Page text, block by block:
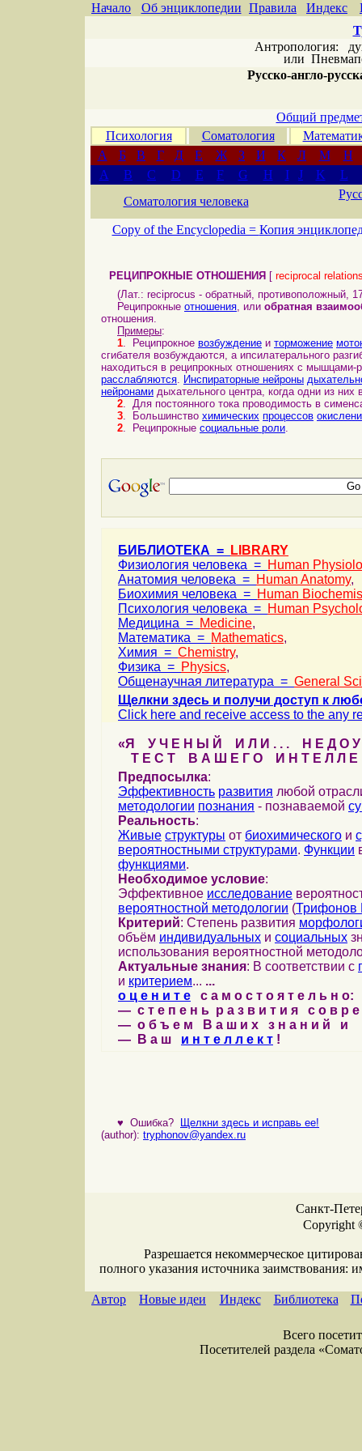
Начало Об энциклопедии Правила Индекс
Антропология:
или
Русско-англо-
Общий
Психология
Соматология
А
Б В Г Д Е Ж З И К Л М
Н
A
B C D E F G H I J K
L
Соматология человека
Copy of the Encyclopedia = Копия
РЕЦИПРОКНЫЕ ОТНОШЕНИЯ [ reciprocal
(Лат.: reciprocus - обратный, противоположный,
Реципрокные отношения, или обратная
отношения.
Примеры:
1. Реципрокное возбуждение и торможение
сгибателя возбуждаются, а ипсилатерального
находиться в реципрокных отношениях с мышцами-
расслабляются. Инспираторные нейроны
нейронами дыхательного центра, когда одни из
2. Для постоянного тока проводимость в
3. Большинство химических процессов
2. Реципрокные социальные роли.
БИБЛИОТЕКА =
LIBRARY
Физиология человека = Human
Анатомия человека = Human Anatomy,
Биохимия человека = Human
Психология человека = Human
Медицина = Medicine,
Математика = Mathematics,
Химия = Chemistry,
Физика = Physics,
Общенаучная литература = General
Щелкни здесь и получи доступ к
Click here and receive access to the any
«Я У Ч Е Н Ы Й И Л И . . . Н Е Д О У
Т Е С Т В А Ш Е Г О И Н Т Е Л Л Е
Предпосылка:
Эффективность развития любой
методологии познания - познаваемой
Реальность:
Живые структуры от биохимического и
вероятностными структурами. Функции
функциями.
Необходимое условие:
Эффективное исследование
вероятностной методологии (Трифонов
Критерий: Степень развития
объём индивидуальных и социальных
использования вероятностной
Актуальные знания: В соответствии с
и критерием... ...
о ц е н и т е с а м о с т о я т е л ь н о:
— с т е п е н ь р а з в и т и я с о в р
— о б ъ е м В а ш и х з н а н и й и
— В а ш и н т е л л е к т !
♥ Ошибка?
Щелкни здесь и исправь ее!
(author): tryphonov@yandex.ru
Санкт-
Copyright
Разрешается некоммерческое
полного указания источника заимствования:
Автор Новые идеи Индекс Библиотека
Всего
Посетителей раздела